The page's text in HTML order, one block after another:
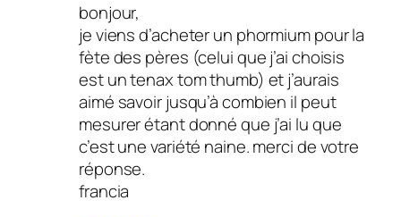
bonjour,
je viens d’acheter un phormium pour la
fète des pères (celui que j’ai choisis
est un tenax tom thumb) et j’aurais
aimé savoir jusqu’à combien il peut
mesurer étant donné que j’ai lu que
c’est une variété naine. merci de votre
réponse.
francia